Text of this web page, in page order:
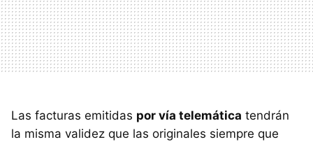
Las facturas emitidas por vía telemática tendrán
la misma validez que las originales siempre que